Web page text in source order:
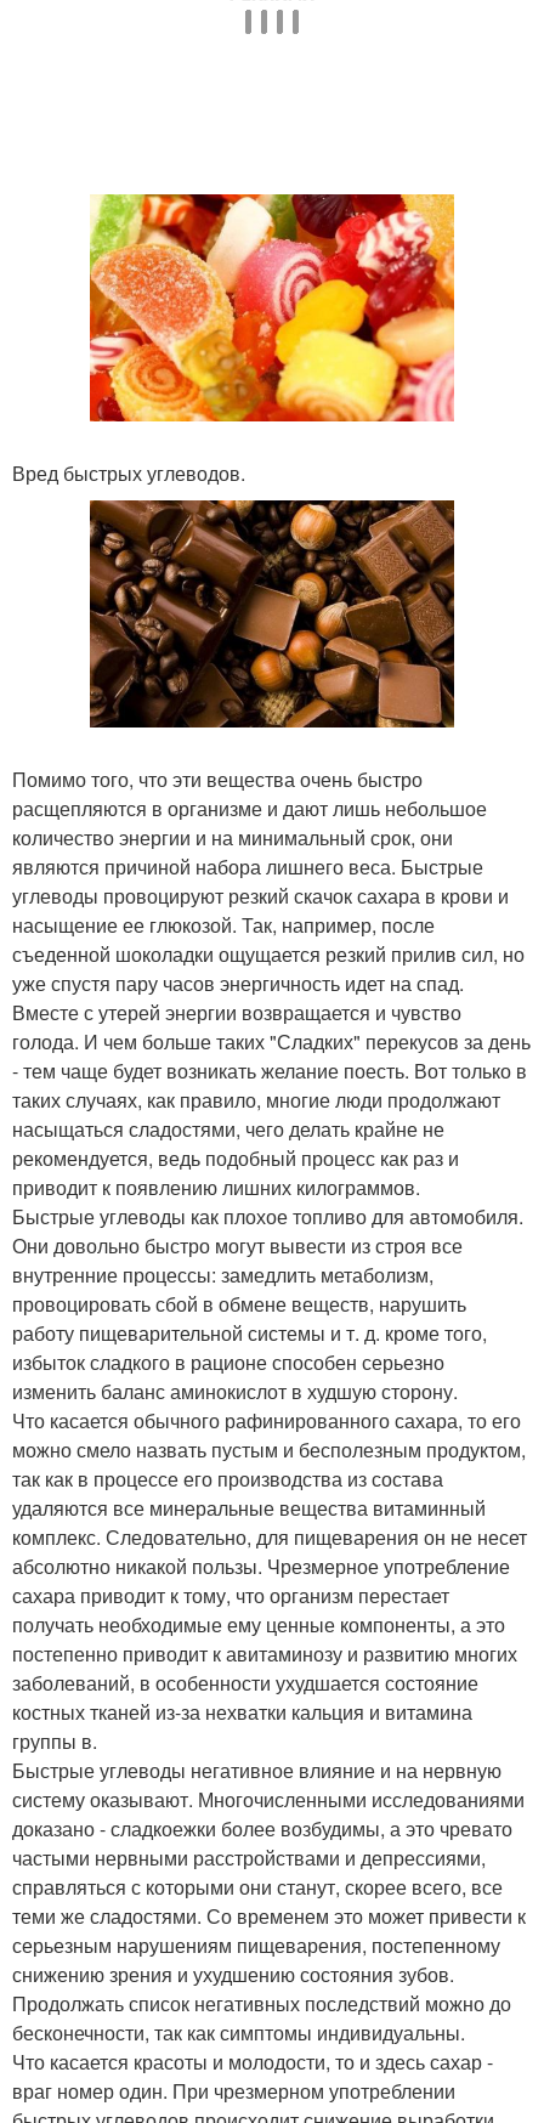
Вред быстрых углеводов.
Помимо того, что эти вещества очень быстро
расщепляются в организме и дают лишь небольшое
количество энергии и на минимальный срок, они
являются причиной набора лишнего веса. Быстрые
углеводы провоцируют резкий скачок сахара в крови и
насыщение ее глюкозой. Так, например, после
съеденной шоколадки ощущается резкий прилив сил, но
уже спустя пару часов энергичность идет на спад.
Вместе с утерей энергии возвращается и чувство
голода. И чем больше таких "Сладких" перекусов за день
- тем чаще будет возникать желание поесть. Вот только в
таких случаях, как правило, многие люди продолжают
насыщаться сладостями, чего делать крайне не
рекомендуется, ведь подобный процесс как раз и
приводит к появлению лишних килограммов.
Быстрые углеводы как плохое топливо для автомобиля.
Они довольно быстро могут вывести из строя все
внутренние процессы: замедлить метаболизм,
провоцировать сбой в обмене веществ, нарушить
работу пищеварительной системы и т. д. кроме того,
избыток сладкого в рационе способен серьезно
изменить баланс аминокислот в худшую сторону.
Что касается обычного рафинированного сахара, то его
можно смело назвать пустым и бесполезным продуктом,
так как в процессе его производства из состава
удаляются все минеральные вещества витаминный
комплекс. Следовательно, для пищеварения он не несет
абсолютно никакой пользы. Чрезмерное употребление
сахара приводит к тому, что организм перестает
получать необходимые ему ценные компоненты, а это
постепенно приводит к авитаминозу и развитию многих
заболеваний, в особенности ухудшается состояние
костных тканей из-за нехватки кальция и витамина
группы в.
Быстрые углеводы негативное влияние и на нервную
систему оказывают. Многочисленными исследованиями
доказано - сладкоежки более возбудимы, а это чревато
частыми нервными расстройствами и депрессиями,
справляться с которыми они станут, скорее всего, все
теми же сладостями. Со временем это может привести к
серьезным нарушениям пищеварения, постепенному
снижению зрения и ухудшению состояния зубов.
Продолжать список негативных последствий можно до
бесконечности, так как симптомы индивидуальны.
Что касается красоты и молодости, то и здесь сахар -
враг номер один. При чрезмерном употреблении